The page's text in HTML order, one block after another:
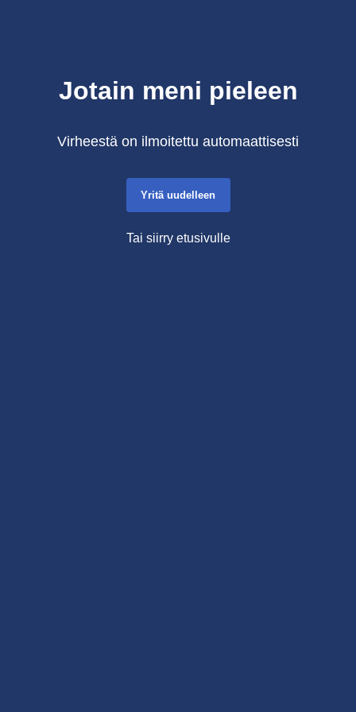
Jotain meni pieleen
Virheestä on ilmoitettu automaattisesti
Yritä uudelleen
Tai siirry etusivulle